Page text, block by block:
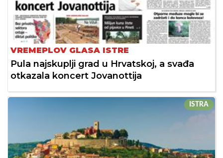
VREMEPLOV GLASA ISTRE
Pula najskuplji grad u Hrvatskoj, a svađa
otkazala koncert Jovanottija
ISTRA